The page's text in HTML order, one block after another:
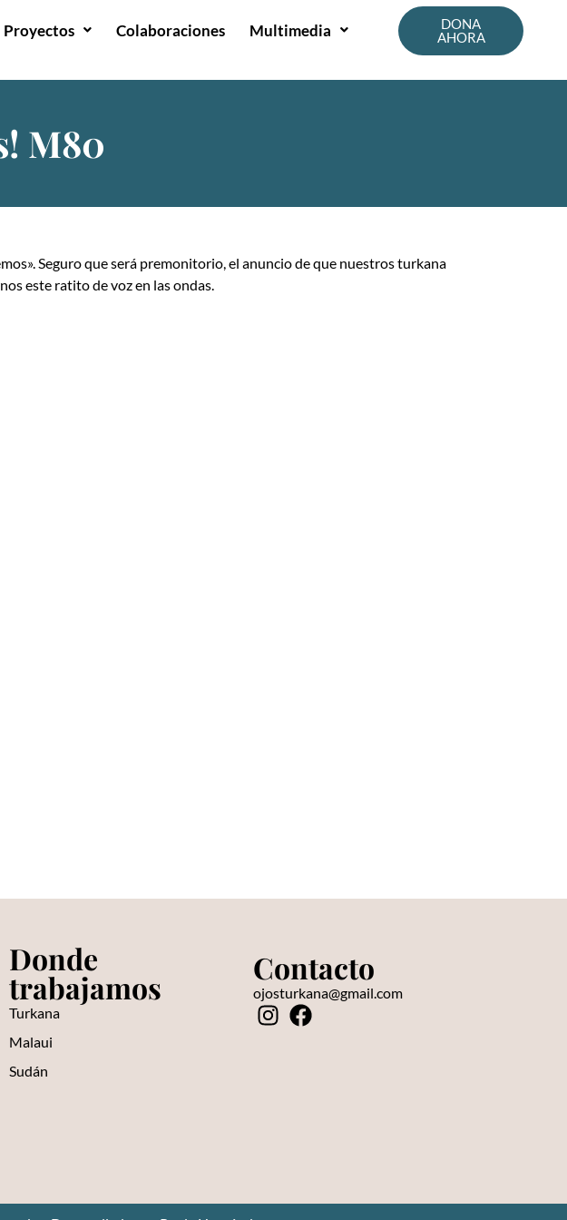
Proyectos Colaboraciones Multimedia
DONA
AHORA
M80
Seguro que será premonitorio, el anuncio de que nuestros turkana
este ratito de voz en las ondas.
Donde
trabajamos
Turkana
Malaui
Sudán
Contacto
ojosturkana@gmail.com